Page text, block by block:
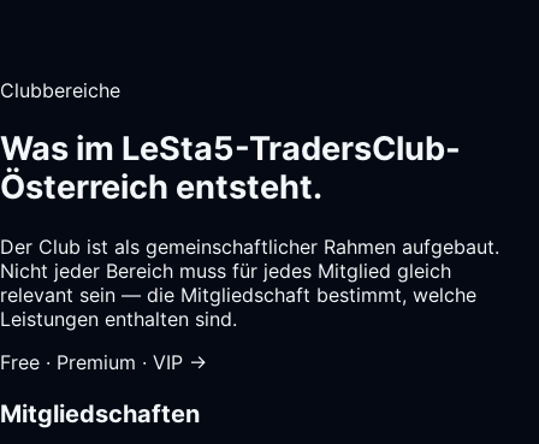
Clubbereiche
Was im LeSta5-TradersClub-
Österreich entsteht.
Der Club ist als gemeinschaftlicher Rahmen aufgebaut.
Nicht jeder Bereich muss für jedes Mitglied gleich
relevant sein — die Mitgliedschaft bestimmt, welche
Leistungen enthalten sind.
Free · Premium · VIP →
Mitgliedschaften